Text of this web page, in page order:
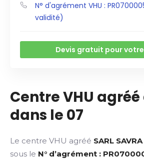
N° d'agrément VHU :
validité)
Devis gratuit pour
Centre VHU agréé
dans le 07
Le centre VHU agréé SARL SAVRA
sous le N° d’agrément :